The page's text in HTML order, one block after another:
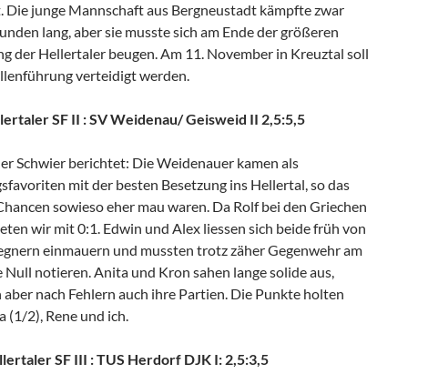
Die junge Mannschaft aus Bergneustadt kämpfte zwar
lang, aber sie musste sich am Ende der größeren
der Hellertaler beugen. Am 11. November in Kreuztal soll
verteidigt werden.
SF II : SV Weidenau/ Geisweid II 2,5:5,5
Schwier berichtet: Die Weidenauer kamen als
mit der besten Besetzung ins Hellertal, so das
sowieso eher mau waren. Da Rolf bei den Griechen
wir mit 0:1. Edwin und Alex liessen sich beide früh von
einmauern und mussten trotz zäher Gegenwehr am
Null notieren. Anita und Kron sahen lange solide aus,
nach Fehlern auch ihre Partien. Die Punkte holten
(1/2), Rene und ich.
SF III : TUS Herdorf DJK I: 2,5:3,5